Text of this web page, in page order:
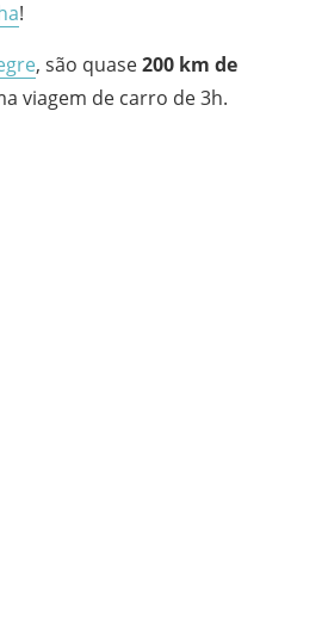
!
, são quase200 km de
viagem de carro de 3h.